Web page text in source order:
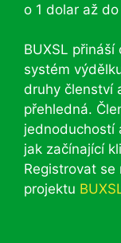
o 1 dolar až
BUXSL
systém
druhy členství
přehledná.
jednoduchostí
jak začínající
Registrovat se
projektu